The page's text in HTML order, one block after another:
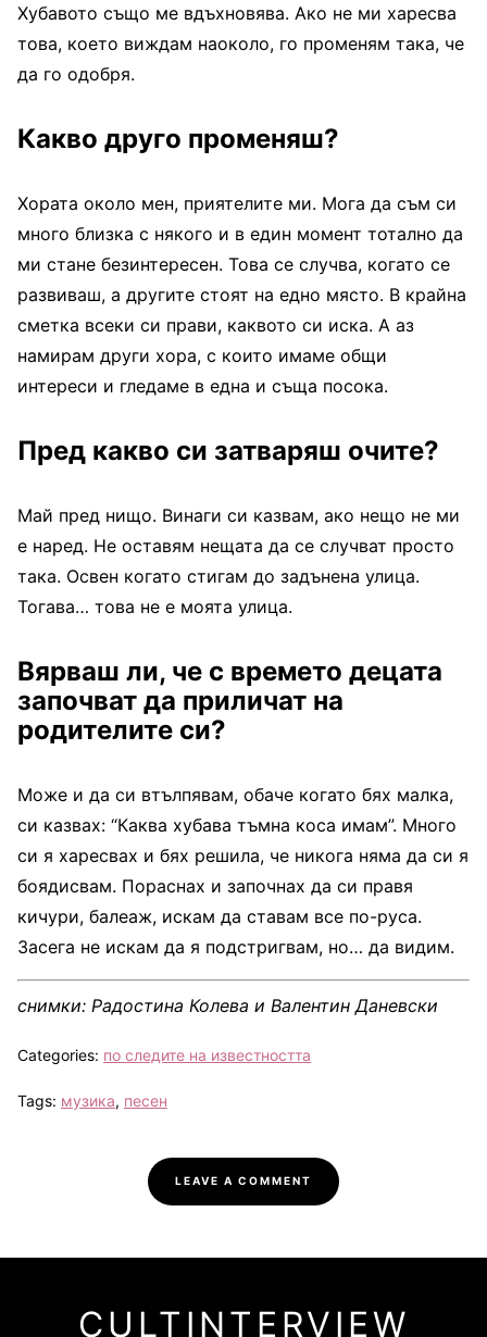
Хубавото също ме вдъхновява. Ако не ми харесва
това, което виждам наоколо, го променям така, че
да го одобря.
Какво друго променяш?
Хората около мен, приятелите ми. Мога да съм си
много близка с някого и в един момент тотално да
ми стане безинтересен. Това се случва, когато се
развиваш, а другите стоят на едно място. В крайна
сметка всеки си прави, каквото си иска. А аз
намирам други хора, с които имаме общи
интереси и гледаме в една и съща посока.
Пред какво си затваряш очите?
Май пред нищо. Винаги си казвам, ако нещо не ми
е наред. Не оставям нещата да се случват просто
така. Освен когато стигам до задънена улица.
Тогава… това не е моята улица.
Вярваш ли, че с времето децата
започват да приличат на
родителите си?
Може и да си втълпявам, обаче когато бях малка,
си казвах: “Каква хубава тъмна коса имам”. Много
си я харесвах и бях решила, че никога няма да си я
боядисвам. Пораснах и започнах да си правя
кичури, балеаж, искам да ставам все по-руса.
Засега не искам да я подстригвам, но… да видим.
снимки: Радостина Колева и Валентин Даневски
Categories: по следите на известността
Tags: музика, песен
LEAVE A COMMENT
CULTINTERVIEW